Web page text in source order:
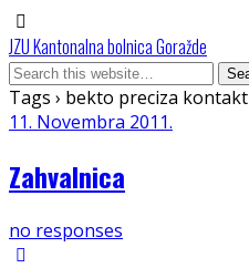
JZU Kantonalna bolnica Goražde
Tags › bekto preciza kontakt
11. Novembra 2011.
Zahvalnica
no responses